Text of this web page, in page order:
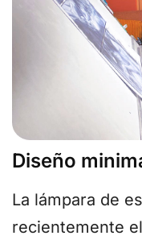
Diseño
La lámpara de
recientemente el